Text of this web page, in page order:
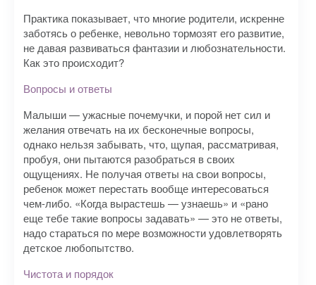
Практика показывает, что многие родители, искренне
заботясь о ребенке, невольно тормозят его развитие,
не давая развиваться фантазии и любознательности.
Как это происходит?
Вопросы и ответы
Малыши — ужасные почемучки, и порой нет сил и
желания отвечать на их бесконечные вопросы,
однако нельзя забывать, что, щупая, рассматривая,
пробуя, они пытаются разобраться в своих
ощущениях. Не получая ответы на свои вопросы,
ребенок может перестать вообще интересоваться
чем-либо. «Когда вырастешь — узнаешь» и «рано
еще тебе такие вопросы задавать» — это не ответы,
надо стараться по мере возможности удовлетворять
детское любопытство.
Чистота и порядок